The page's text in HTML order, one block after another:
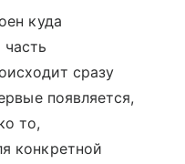
куда
часть
сразу
появляется,
то,
конкретной